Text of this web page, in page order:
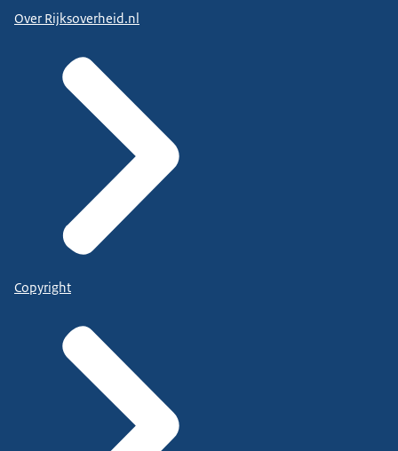
Over Rijksoverheid.nl
Copyright